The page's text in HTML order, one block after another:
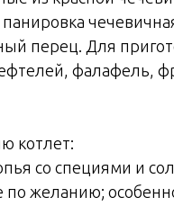
перец. Для
фалафель,
котлет:
со специями и
желанию;